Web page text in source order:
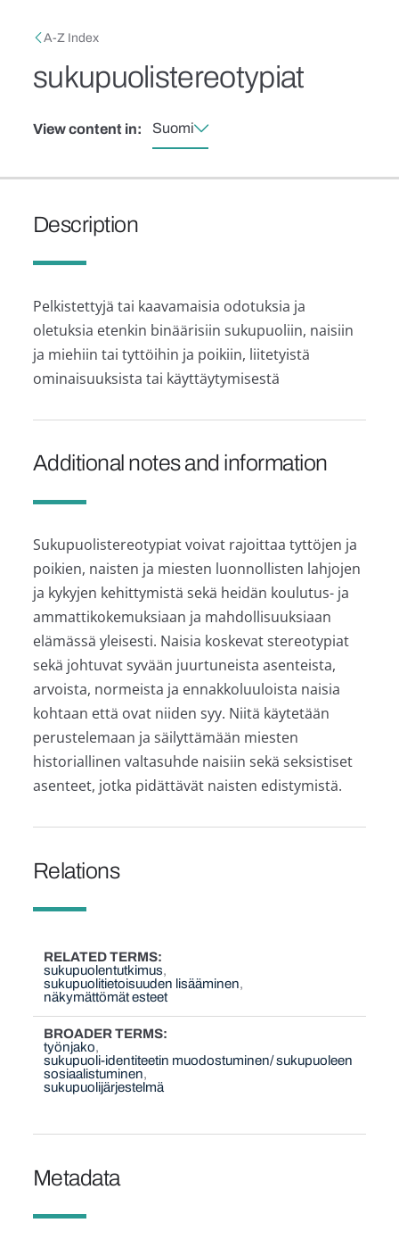
Breadcrumb
A-Z Index
sukupuolistereotypiat
View content in: Suomi
Description
Pelkistettyjä tai kaavamaisia odotuksia ja
oletuksia etenkin binäärisiin sukupuoliin, naisiin
ja miehiin tai tyttöihin ja poikiin, liitetyistä
ominaisuuksista tai käyttäytymisestä
Additional notes and information
Sukupuolistereotypiat voivat rajoittaa tyttöjen ja
poikien, naisten ja miesten luonnollisten lahjojen
ja kykyjen kehittymistä sekä heidän koulutus- ja
ammattikokemuksiaan ja mahdollisuuksiaan
elämässä yleisesti. Naisia koskevat stereotypiat
sekä johtuvat syvään juurtuneista asenteista,
arvoista, normeista ja ennakkoluuloista naisia
kohtaan että ovat niiden syy. Niitä käytetään
perustelemaan ja säilyttämään miesten
historiallinen valtasuhde naisiin sekä seksistiset
asenteet, jotka pidättävät naisten edistymistä.
Relations
RELATED TERMS
sukupuolentutkimus
sukupuolitietoisuuden lisääminen
näkymättömät esteet
BROADER TERMS
työnjako
sukupuoli-identiteetin muodostuminen/ sukupuoleen
sosiaalistuminen
sukupuolijärjestelmä
Metadata